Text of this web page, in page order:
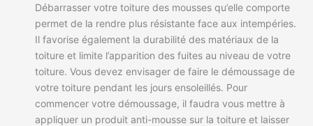
Débarrasser votre toiture des mousses qu’elle comporte
permet de la rendre plus résistante face aux intempéries.
Il favorise également la durabilité des matériaux de la
toiture et limite l’apparition des fuites au niveau de votre
toiture. Vous devez envisager de faire le démoussage de
votre toiture pendant les jours ensoleillés. Pour
commencer votre démoussage, il faudra vous mettre à
appliquer un produit anti-mousse sur la toiture et laisser